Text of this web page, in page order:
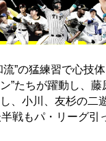
流”の猛練習で心技
”たちが躍動し、藤
、小川、友杉の二
戦もパ・リーグ引